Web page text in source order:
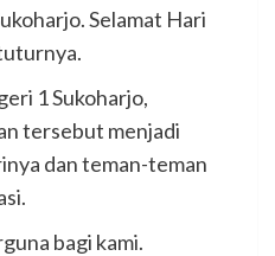
Selamat Hari
1 Sukoharjo,
tersebut menjadi
dan teman-teman
bagi kami.